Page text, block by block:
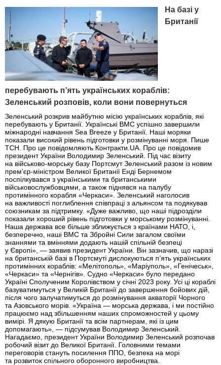
На базі у
Британії
перебувають п’ять українських кораблів:
Зеленський розповів, коли вони повернуться
Зеленський розкрив майбутню місію українських кораблів, які
перебувають у Британії. Українські ВМС успішно завершили
міжнародні навчання Sea Breeze у Британії. Наші моряки
показали високий рівень підготовки у розмінуванні моря. Пише
ТСН. Про це повідомляють Контракти.UA. Про це повідомив
президент України Володимир Зеленський. Під час візиту
на військово-морську базу Портсмут Зеленський разом із новим
прем’єр-міністром Великої Британії Енді Бернемом
поспілкувався з українськими та британськими
військовослужбовцями, а також піднявся на палубу
протимінного корабля «Черкаси». Зеленський наголосив
на важливості поглиблення співпраці з альянсом та подякував
союзникам за підтримку. «Дуже важливо, що наші підрозділи
показали хороший рівень підготовки у морському розмінуванні.
Наша держава все більше зближується з країнами НАТО, і,
безперечно, наші ВМС та Збройні Сили загалом своїми
знаннями та вміннями додають нашій спільній безпеці
у Європі», — заявив президент України. Він зазначив, що наразі
на британській базі в Портсмуті дислокуються п’ять українських
протимінних кораблів: «Мелітополь», «Маріуполь», «Генічеськ»,
«Черкаси» та «Чернігів». Судно «Черкаси» було передано
Україні Сполученим Королівством у січні 2023 року. Усі ці кораблі
базуватимуться у Великій Британії до завершення бойових дій,
після чого залучатимуться до розмінування акваторії Чорного
та Азовського морів. «Україна — морська держава, і ми постійно
працюємо над збільшенням наших спроможностей у цьому
вимірі. Я дякую Британії та всім партнерам, які із цим
допомагають», — підсумував Володимир Зеленський.
Нагадаємо, президент України Володимир Зеленський розпочав
робочий візит до Великої Британії. Головними темами
переговорів стануть посилення ППО, безпека на морі
та розвиток спільного оборонного виробництва.